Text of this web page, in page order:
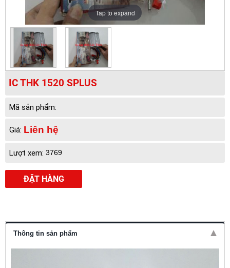
Tap to expand
IC THK 1520 SPLUS
Mã sản phẩm:
Giá: Liên hệ
Lượt xem: 3769
ĐẶT HÀNG
Thông tin sản phẩm